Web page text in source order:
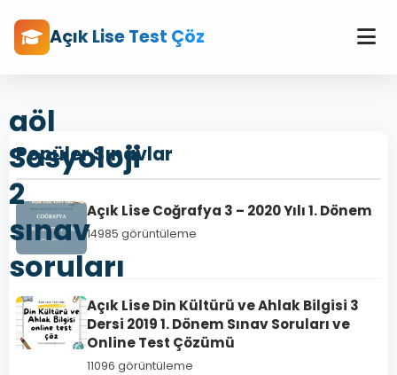
Açık Lise Test Çöz
aöl
Sosyoloji
2
sınav
soruları
Popüler Sınavlar
Açık Lise Coğrafya 3 – 2020 Yılı 1. Dönem
14985 görüntüleme
Açık Lise Din Kültürü ve Ahlak Bilgisi 3
Dersi 2019 1. Dönem Sınav Soruları ve
Online Test Çözümü
11096 görüntüleme